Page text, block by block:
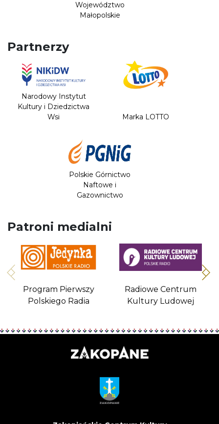
Województwo
Małopolskie
Partnerzy
Narodowy Instytut
Kultury i Dziedzictwa
Wsi
Marka LOTTO
Polskie Górnictwo
Naftowe i
Gazownictwo
Patroni medialni
Program Pierwszy
Polskiego Radia
Radiowe Centrum
Kultury Ludowej